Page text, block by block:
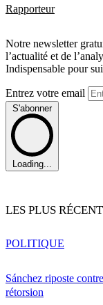
Rapporteur
Notre newsletter
l’actualité et de
Indispensable pour
Entrez votre email
S'abonner
Loading...
LES PLUS
Sánchez riposte
rétorsion
POLITIQUE